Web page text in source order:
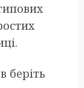
беріть